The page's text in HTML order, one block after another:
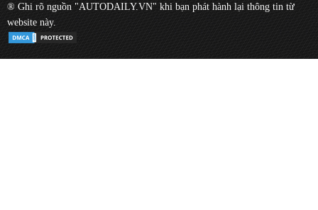
® Ghi rõ nguồn "AUTODAILY.VN" khi bạn phát hành lại thông tin từ
website này.